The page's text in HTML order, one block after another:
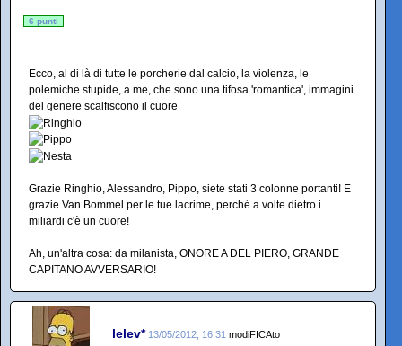
6 punti
Ecco, al di là di tutte le porcherie dal calcio, la violenza, le
polemiche stupide, a me, che sono una tifosa 'romantica', immagini
del genere scalfiscono il cuore
Grazie Ringhio, Alessandro, Pippo, siete stati 3 colonne portanti! E
grazie Van Bommel per le tue lacrime, perché a volte dietro i
miliardi c'è un cuore!
Ah, un'altra cosa: da milanista, ONORE A DEL PIERO, GRANDE
CAPITANO AVVERSARIO!
lelev* 13/05/2012, 16:31 modiFICAto